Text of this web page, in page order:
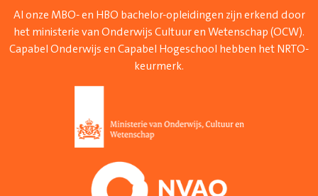
Al onze MBO- en HBO bachelor-opleidingen zijn erkend door
het ministerie van Onderwijs Cultuur en Wetenschap (OCW).
Capabel Onderwijs en Capabel Hogeschool hebben het NRTO-
keurmerk.